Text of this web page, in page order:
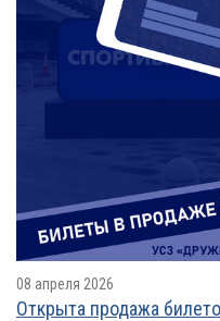
08 апреля 2026
Открыта продажа